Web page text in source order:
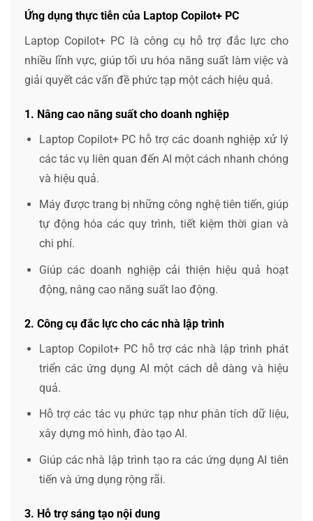
Ứng dụng thực tiễn của Laptop Copilot+ PC
Laptop Copilot+ PC là công cụ hỗ trợ đắc lực cho
nhiều lĩnh vực, giúp tối ưu hóa năng suất làm việc và
giải quyết các vấn đề phức tạp một cách hiệu quả.
1. Nâng cao năng suất cho doanh nghiệp
Laptop Copilot+ PC hỗ trợ các doanh nghiệp xử lý
các tác vụ liên quan đến AI một cách nhanh chóng
và hiệu quả.
Máy được trang bị những công nghệ tiên tiến, giúp
tự động hóa các quy trình, tiết kiệm thời gian và
chi phí.
Giúp các doanh nghiệp cải thiện hiệu quả hoạt
động, nâng cao năng suất lao động.
2. Công cụ đắc lực cho các nhà lập trình
Laptop Copilot+ PC hỗ trợ các nhà lập trình phát
triển các ứng dụng AI một cách dễ dàng và hiệu
quả.
Hỗ trợ các tác vụ phức tạp như phân tích dữ liệu,
xây dựng mô hình, đào tạo AI.
Giúp các nhà lập trình tạo ra các ứng dụng AI tiên
tiến và ứng dụng rộng rãi.
3. Hỗ trợ sáng tạo nội dung